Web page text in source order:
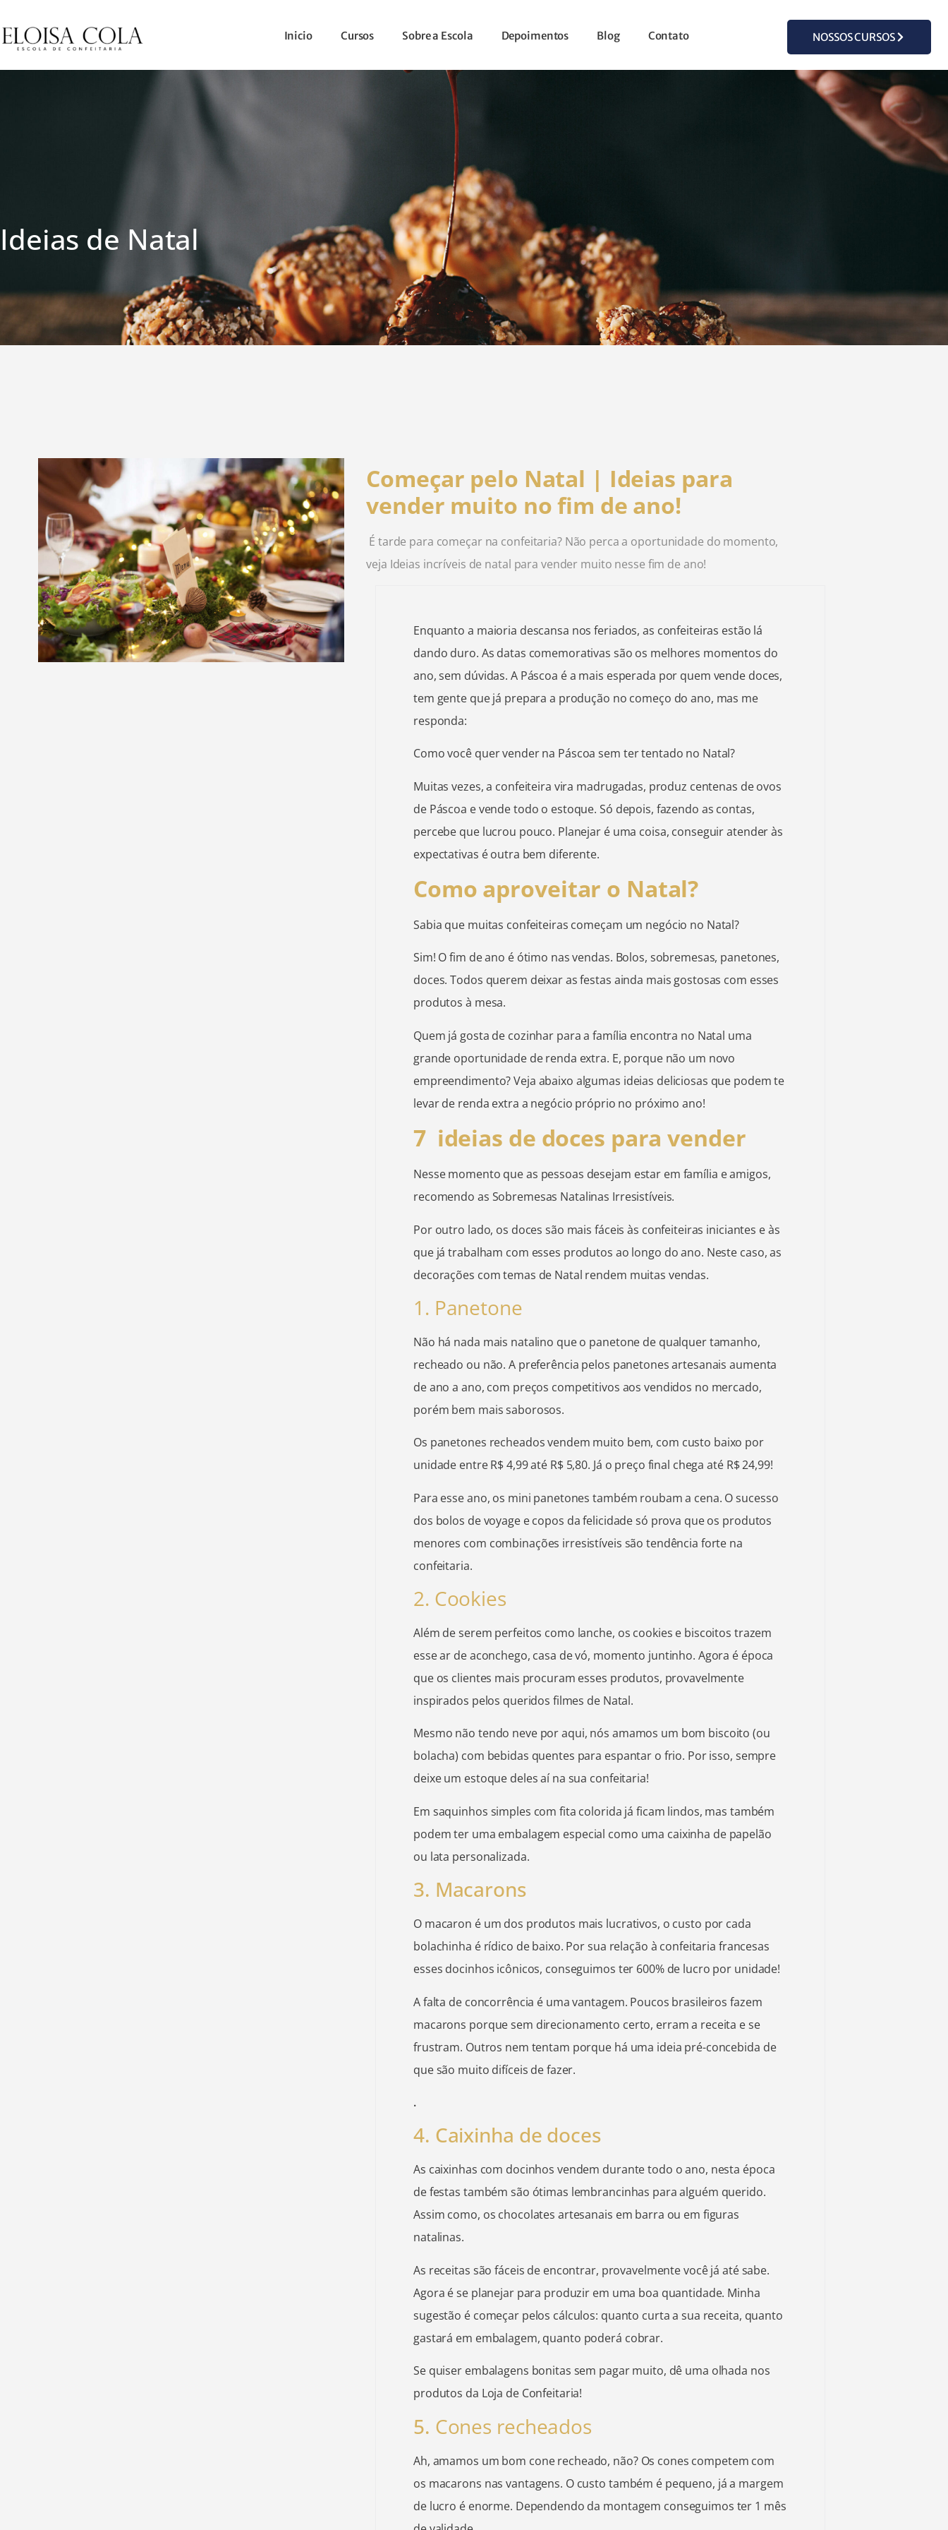
Inicio Cursos Sobre a Escola Depoimentos Blog Contato NOSSOS CURSOS
Ideias de Natal
Começar pelo Natal | Ideias para
vender muito no fim de ano!
É tarde para começar na confeitaria? Não perca a oportunidade do momento,
veja Ideias incríveis de natal para vender muito nesse fim de ano!
Enquanto a maioria descansa nos feriados, as confeiteiras estão lá
dando duro. As datas comemorativas são os melhores momentos do
ano, sem dúvidas. A Páscoa é a mais esperada por quem vende doces,
tem gente que já prepara a produção no começo do ano, mas me
responda:
Como você quer vender na Páscoa sem ter tentado no Natal?
Muitas vezes, a confeiteira vira madrugadas, produz centenas de ovos
de Páscoa e vende todo o estoque. Só depois, fazendo as contas,
percebe que lucrou pouco. Planejar é uma coisa, conseguir atender às
expectativas é outra bem diferente.
Como aproveitar o Natal?
Sabia que muitas confeiteiras começam um negócio no Natal?
Sim! O fim de ano é ótimo nas vendas. Bolos, sobremesas, panetones,
doces. Todos querem deixar as festas ainda mais gostosas com esses
produtos à mesa.
Quem já gosta de cozinhar para a família encontra no Natal uma
grande oportunidade de renda extra. E, porque não um novo
empreendimento? Veja abaixo algumas ideias deliciosas que podem te
levar de renda extra a negócio próprio no próximo ano!
7 ideias de doces para vender
Nesse momento que as pessoas desejam estar em família e amigos,
recomendo as Sobremesas Natalinas Irresistíveis.
Por outro lado, os doces são mais fáceis às confeiteiras iniciantes e às
que já trabalham com esses produtos ao longo do ano. Neste caso, as
decorações com temas de Natal rendem muitas vendas.
1. Panetone
Não há nada mais natalino que o panetone de qualquer tamanho,
recheado ou não. A preferência pelos panetones artesanais aumenta
de ano a ano, com preços competitivos aos vendidos no mercado,
porém bem mais saborosos.
Os panetones recheados vendem muito bem, com custo baixo por
unidade entre R$ 4,99 até R$ 5,80. Já o preço final chega até R$ 24,99!
Para esse ano, os mini panetones também roubam a cena. O sucesso
dos bolos de voyage e copos da felicidade só prova que os produtos
menores com combinações irresistíveis são tendência forte na
confeitaria.
2. Cookies
Além de serem perfeitos como lanche, os cookies e biscoitos trazem
esse ar de aconchego, casa de vó, momento juntinho. Agora é época
que os clientes mais procuram esses produtos, provavelmente
inspirados pelos queridos filmes de Natal.
Mesmo não tendo neve por aqui, nós amamos um bom biscoito (ou
bolacha) com bebidas quentes para espantar o frio. Por isso, sempre
deixe um estoque deles aí na sua confeitaria!
Em saquinhos simples com fita colorida já ficam lindos, mas também
podem ter uma embalagem especial como uma caixinha de papelão
ou lata personalizada.
3. Macarons
O macaron é um dos produtos mais lucrativos, o custo por cada
bolachinha é rídico de baixo. Por sua relação à confeitaria francesas
esses docinhos icônicos, conseguimos ter 600% de lucro por unidade!
A falta de concorrência é uma vantagem. Poucos brasileiros fazem
macarons porque sem direcionamento certo, erram a receita e se
frustram. Outros nem tentam porque há uma ideia pré-concebida de
que são muito difíceis de fazer.
.
4. Caixinha de doces
As caixinhas com docinhos vendem durante todo o ano, nesta época
de festas também são ótimas lembrancinhas para alguém querido.
Assim como, os chocolates artesanais em barra ou em figuras
natalinas.
As receitas são fáceis de encontrar, provavelmente você já até sabe.
Agora é se planejar para produzir em uma boa quantidade. Minha
sugestão é começar pelos cálculos: quanto curta a sua receita, quanto
gastará em embalagem, quanto poderá cobrar.
Se quiser embalagens bonitas sem pagar muito, dê uma olhada nos
produtos da Loja de Confeitaria!
5. Cones recheados
Ah, amamos um bom cone recheado, não? Os cones competem com
os macarons nas vantagens. O custo também é pequeno, já a margem
de lucro é enorme. Dependendo da montagem conseguimos ter 1 mês